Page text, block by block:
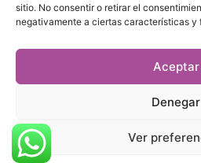
sitio. No consentir o retirar el
negativamente a ciertas características y
Aceptar
Denegar
Ver
WhatsApp
atencionalcliente@vdenergy.es
© 2026 VDEnergy. Todos los
reservados.
Política de